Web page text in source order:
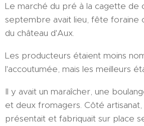
Le marché du pré à la cagette de
septembre avait lieu, fête foraine
du château d'Aux.
Les producteurs étaient moins
l'accoutumée, mais les meilleurs
Il y avait un maraîcher, une
et deux fromagers. Côté artisanat,
présentait et fabriquait sur place